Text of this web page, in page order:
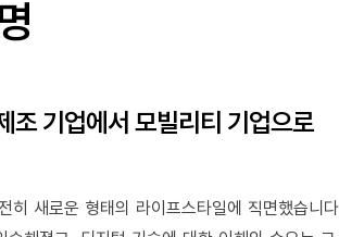
기업에서 모빌리티 기업으로
히 새로운 형태의 라이프스타일에 직면했습니